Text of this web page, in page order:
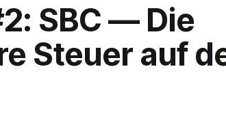
SBC — Die
Steuer auf